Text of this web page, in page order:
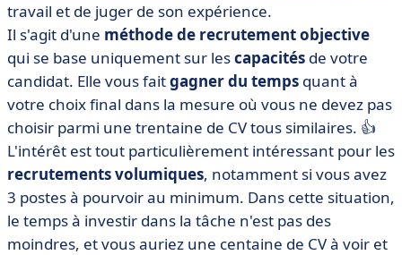
travail et de juger de son expérience.
Il s'agit d'une méthode de recrutement objective
qui se base uniquement sur lescapacités de votre
candidat. Elle vous faitgagner du temps quant à
votre choix final dans la mesure où vous ne devez pas
choisir parmi une trentaine de CV tous similaires. 👍
L'intérêt est tout particulièrement intéressant pour les
recrutements volumiques, notamment si vous avez
3 postes à pourvoir au minimum. Dans cette situation,
le temps à investir dans la tâche n'est pas des
moindres, et vous auriez une centaine de CV à voir et